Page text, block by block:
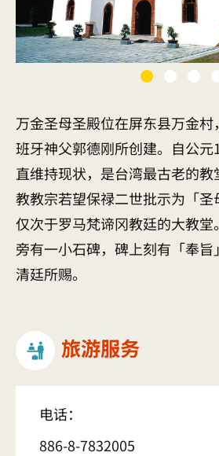
万金圣母圣殿位在屏东县万金
班牙神父郭德刚所创建。自公
直维持现状，是台湾最古老的
教教宗若望保禄二世批示为「
仅次于罗马梵谛冈教廷的大教
旁有一小石碑，碑上刻有「奉
清廷所赐。
旅游服务
电话：
886-8-7832005